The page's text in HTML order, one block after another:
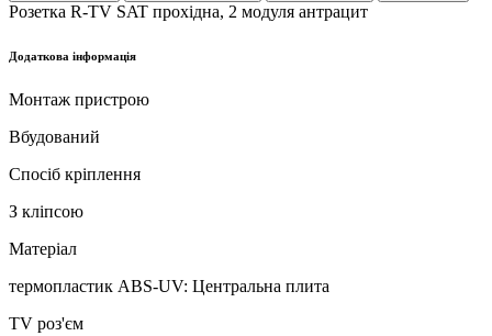
Розетка R-TV SAT прохідна, 2 модуля антрацит
Додаткова інформація
Монтаж пристрою
Вбудований
Спосіб кріплення
З кліпсою
Матеріал
термопластик ABS-UV: Центральна плита
TV роз'єм